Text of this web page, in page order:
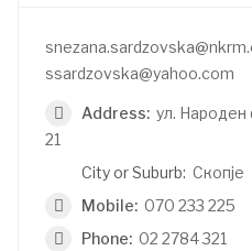
ssardzovska@yahoo.com
Address: ул. Народен
21
City or Suburb: Скопје
Mobile: 070 233 225
Phone: 02 2784 321